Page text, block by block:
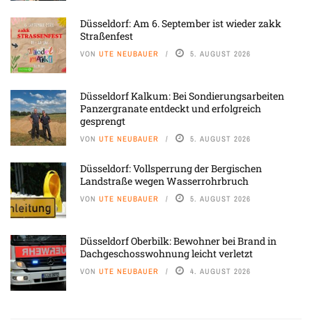
Düsseldorf: Am 6. September ist wieder zakk
Straßenfest
VON UTE NEUBAUER 5. AUGUST 2026
Düsseldorf Kalkum: Bei Sondierungsarbeiten
Panzergranate entdeckt und erfolgreich
gesprengt
VON UTE NEUBAUER 5. AUGUST 2026
Düsseldorf: Vollsperrung der Bergischen
Landstraße wegen Wasserrohrbruch
VON UTE NEUBAUER 5. AUGUST 2026
Düsseldorf Oberbilk: Bewohner bei Brand in
Dachgeschosswohnung leicht verletzt
VON UTE NEUBAUER 4. AUGUST 2026